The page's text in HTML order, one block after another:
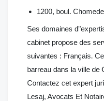
1200, boul.
Ses domaines
cabinet propose des
suivantes : Français.
barreau dans la ville de
Contactez cet expert
Lesaj, Avocats Et